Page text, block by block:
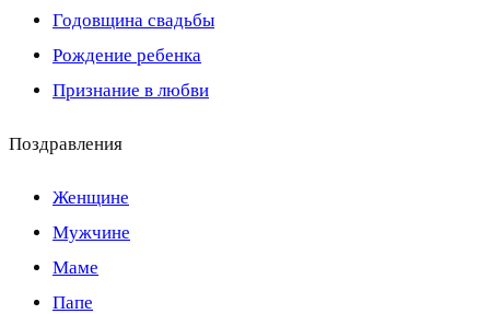
Годовщина свадьбы
Рождение ребенка
Признание в любви
Поздравления
Женщине
Мужчине
Маме
Папе